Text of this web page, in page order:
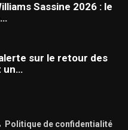
Sassine 2026 : le
alerte sur le retour des
un…
Politique de confidentialité